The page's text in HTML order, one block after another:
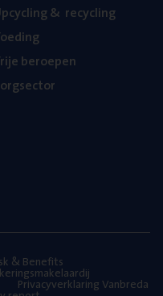
& recycling
beroe­pen
& Benefits
Privacyverklaring Vanbreda